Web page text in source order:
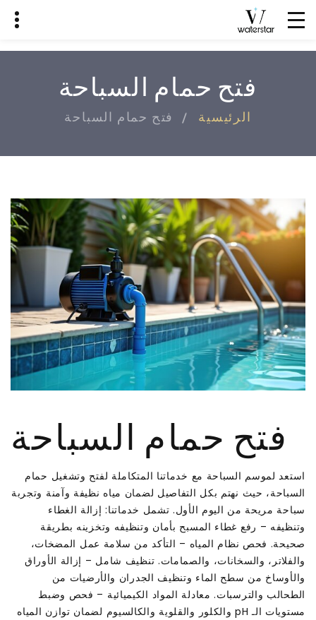
فتح حمام السباحة
الرئيسية فتح حمام السباحة
فتح حمام السباحة
استعد لموسم السباحة مع خدماتنا المتكاملة لفتح وتشغيل حمام
السباحة، حيث نهتم بكل التفاصيل لضمان مياه نظيفة وآمنة وتجربة
سباحة مريحة من اليوم الأول. تشمل خدماتنا: إزالة الغطاء
وتنظيفه – رفع غطاء المسبح بأمان وتنظيفه وتخزينه بطريقة
صحيحة. فحص نظام المياه – التأكد من سلامة عمل المضخات،
والفلاتر، والسخانات، والصمامات. تنظيف شامل – إزالة الأوراق
والأوساخ من سطح الماء وتنظيف الجدران والأرضيات من
الطحالب والترسبات. معادلة المواد الكيميائية – فحص وضبط
مستويات الـ pH والكلور والقلوية والكالسيوم لضمان توازن المياه